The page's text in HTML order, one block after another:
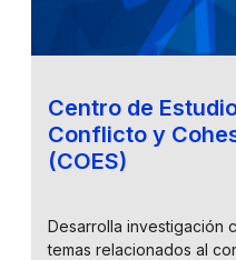
Centro de
Conflicto y
(COES)
Desarrolla investigación
temas relacionados al